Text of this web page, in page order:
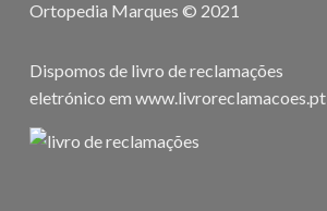
Ortopedia Marques © 2021
Dispomos de livro de reclamações
eletrónico em www.livroreclamacoes.pt